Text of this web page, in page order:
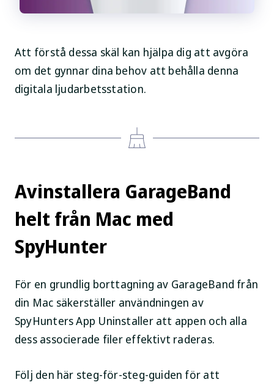
Att förstå dessa skäl kan hjälpa dig att avgöra
om det gynnar dina behov att behålla denna
digitala ljudarbetsstation.
Avinstallera GarageBand
helt från Mac med
SpyHunter
För en grundlig borttagning av GarageBand från
din Mac säkerställer användningen av
SpyHunters App Uninstaller att appen och alla
dess associerade filer effektivt raderas.
Följ den här steg-för-steg-guiden för att